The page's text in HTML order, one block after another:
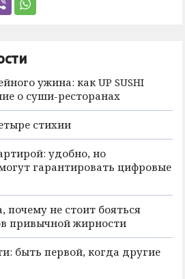
ужина: как UP SUSHI
о суши-ресторанах
стихии
удобно, но
гарантировать цифровые
почему не стоит бояться
привычной жирности
быть первой, когда другие